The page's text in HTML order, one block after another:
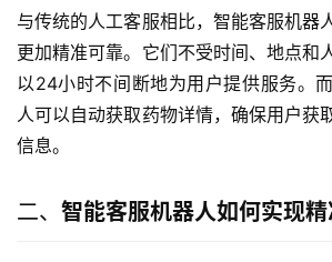
与传统的人工客服相比，智能客服机器
更加精准可靠。它们不受时间、地点和
以24小时不间断地为用户提供服务。
人可以自动获取药物详情，确保用户获
信息。
二、 智能客服机器人如何实现